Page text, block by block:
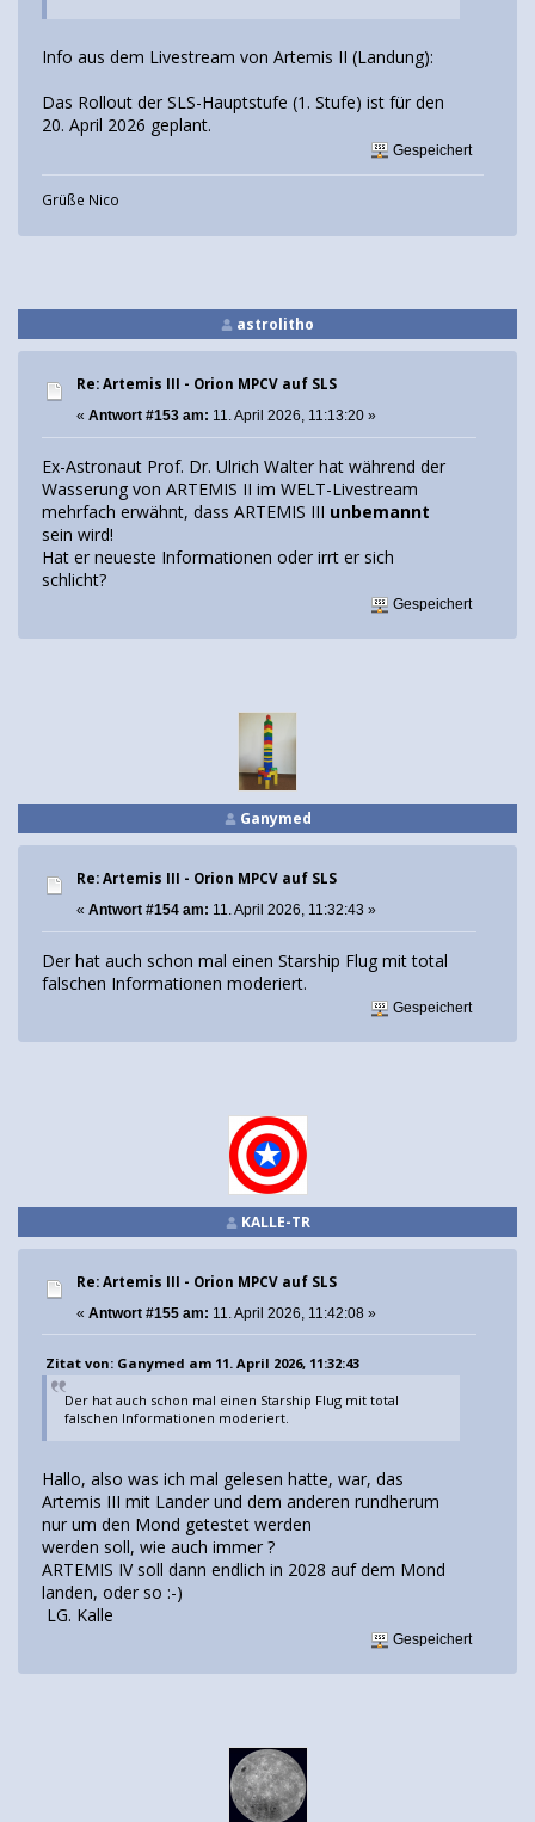
Info aus dem Livestream von Artemis II (Landung):
Das Rollout der SLS-Hauptstufe (1. Stufe) ist für den
20. April 2026 geplant.
Gespeichert
Grüße Nico
astrolitho
Re: Artemis III - Orion MPCV auf SLS
« Antwort #153 am: 11. April 2026, 11:13:20 »
Ex-Astronaut Prof. Dr. Ulrich Walter hat während der
Wasserung von ARTEMIS II im WELT-Livestream
mehrfach erwähnt, dass ARTEMIS III unbemannt
sein wird!
Hat er neueste Informationen oder irrt er sich
schlicht?
Gespeichert
Ganymed
Re: Artemis III - Orion MPCV auf SLS
« Antwort #154 am: 11. April 2026, 11:32:43 »
Der hat auch schon mal einen Starship Flug mit total
falschen Informationen moderiert.
Gespeichert
KALLE-TR
Re: Artemis III - Orion MPCV auf SLS
« Antwort #155 am: 11. April 2026, 11:42:08 »
Zitat von: Ganymed am 11. April 2026, 11:32:43
Der hat auch schon mal einen Starship Flug mit total
falschen Informationen moderiert.
Hallo, also was ich mal gelesen hatte, war, das
Artemis III mit Lander und dem anderen rundherum
nur um den Mond getestet werden
werden soll, wie auch immer ?
ARTEMIS IV soll dann endlich in 2028 auf dem Mond
landen, oder so :-)
LG. Kalle
Gespeichert